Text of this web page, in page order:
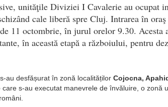
unităţile Diviziei I Cavalerie au ocupat
cale liberă spre Cluj. Intrarea în
11 octombrie, în jurul orelor 9.30. Acesta
în această etapă a războiului, pentru
au desfășurat în zonă localităților Cojocna,
care s-au executat manevrele de învăluire, o zonă